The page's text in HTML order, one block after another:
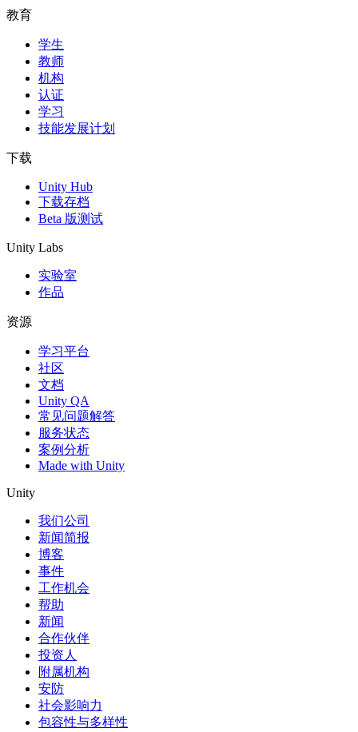
使用 Unity 打造移动端爆款游戏
独立游戏
小团队也能做出大游戏
XR 游戏
跨平台发布 XR 游戏
多人游戏
简化多人游戏开发
新闻、故事和新闻中心
教育
学生
教师
机构
认证
学习
技能发展计划
下载
Unity Hub
下载存档
Beta 版测试
Unity Labs
实验室
作品
资源
学习平台
社区
文档
Unity QA
常见问题解答
服务状态
案例分析
Made with Unity
Unity
我们公司
新闻简报
博客
事件
工作机会
帮助
新闻
合作伙伴
投资人
附属机构
安防
社会影响力
包容性与多样性